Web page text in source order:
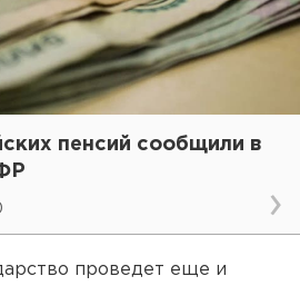
пенсий сообщили в
проведет еще и